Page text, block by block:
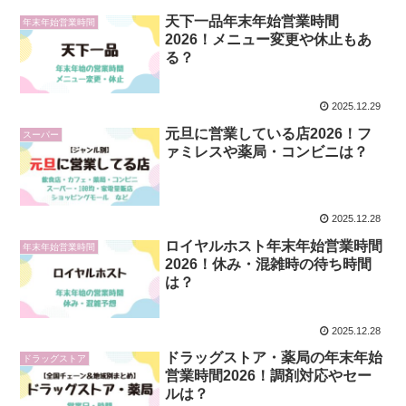
年末年始営業時間
天下一品年末年始営業時間
2026！メニュー変更や休止もあ
る？
2025.12.29
スーパー
元旦に営業している店2026！フ
ァミレスや薬局・コンビニは？
2025.12.28
年末年始営業時間
ロイヤルホスト年末年始営業時間
2026！休み・混雑時の待ち時間
は？
2025.12.28
ドラッグストア
ドラッグストア・薬局の年末年始
営業時間2026！調剤対応やセー
ルは？